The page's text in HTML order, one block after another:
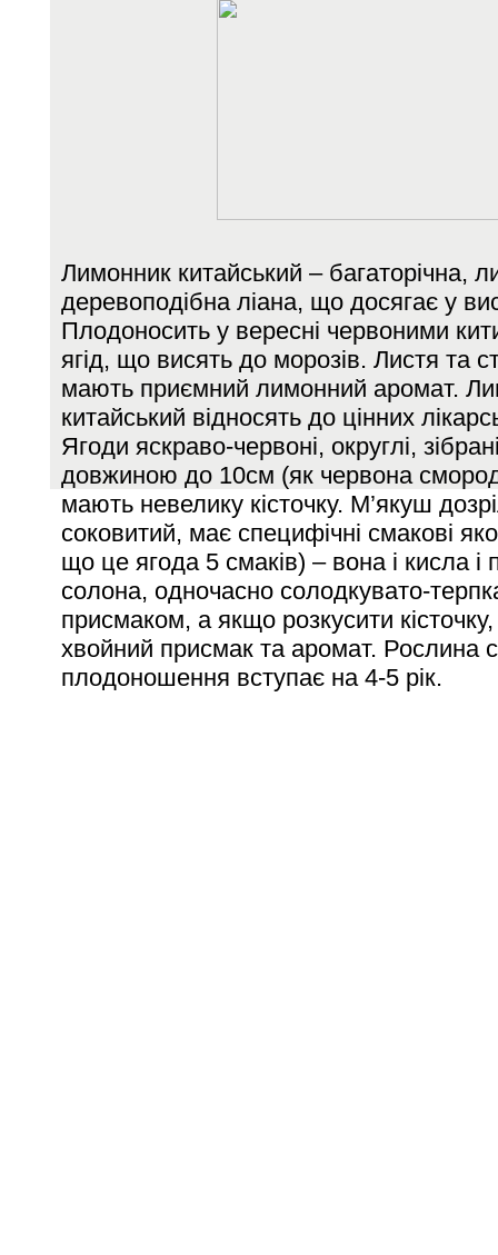
Лимонник китайський – багаторічна,
деревоподібна ліана, що досягає у
Плодоносить у вересні червоними
ягід, що висять до морозів. Листя та
мають приємний лимонний аромат.
китайський відносять до цінних
Ягоди яскраво-червоні, округлі,
довжиною до 10см (як червона
мають невелику кісточку. М’якуш
соковитий, має специфічні смакові
що це ягода 5 смаків) – вона і кисла і
солона, одночасно солодкувато-
присмаком, а якщо розкусити
хвойний присмак та аромат. Рослина
плодоношення вступає на 4-5 рік.